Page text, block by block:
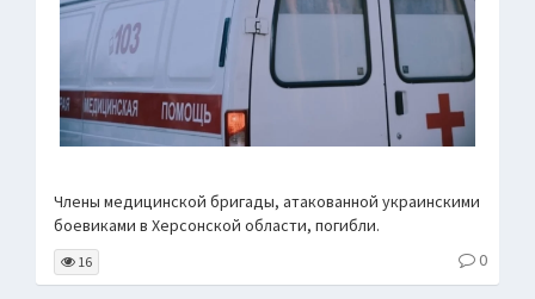
Члены медицинской бригады, атакованной украинскими
боевиками в Херсонской области, погибли.
16 0